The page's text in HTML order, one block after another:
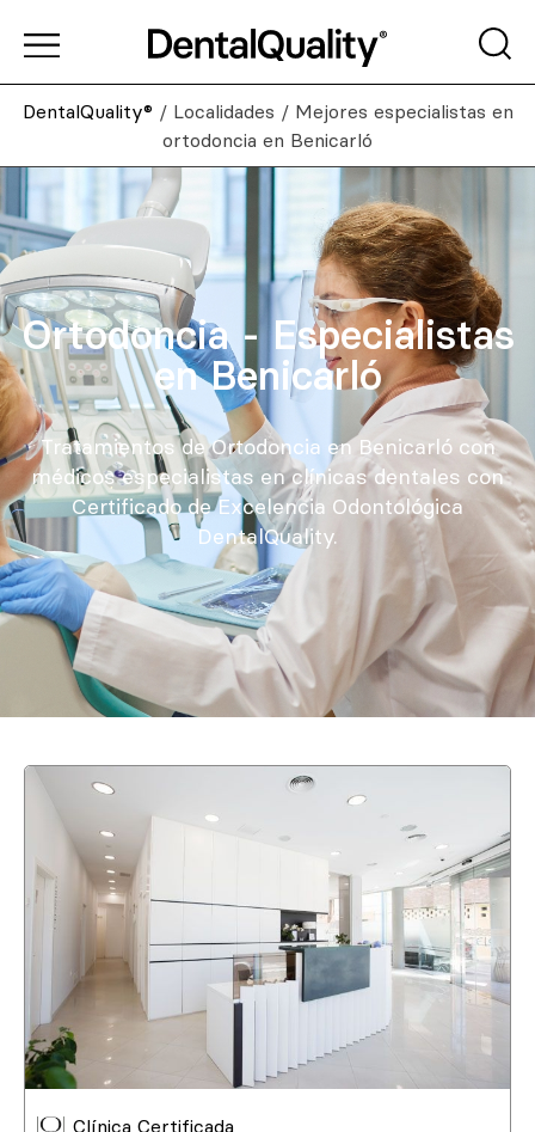
DentalQuality® / Localidades / Mejores especialistas en
ortodoncia en Benicarló
Ortodoncia - Especialistas
en Benicarló
Tratamientos de Ortodoncia en Benicarló con
médicos especialistas en clínicas dentales con
Certificado de Excelencia Odontológica
DentalQuality.
Clínica Certificada